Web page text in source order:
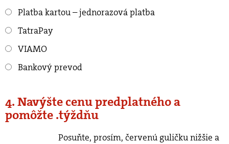
Platba kartou – jednorazová platba
TatraPay
VIAMO
Bankový prevod
4. Navýšte cenu predplatného a
pomôžte .týždňu